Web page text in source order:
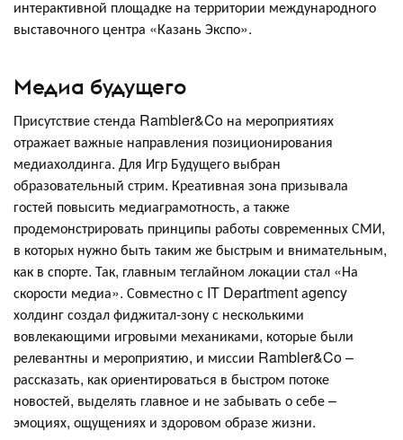
интерактивной площадке на территории международного
выставочного центра «Казань Экспо».
Медиа будущего
Присутствие стенда Rambler&Co на мероприятиях
отражает важные направления позиционирования
медиахолдинга. Для Игр Будущего выбран
образовательный стрим. Креативная зона призывала
гостей повысить медиаграмотность, а также
продемонстрировать принципы работы современных СМИ,
в которых нужно быть таким же быстрым и внимательным,
как в спорте. Так, главным теглайном локации стал «На
скорости медиа». Совместно с IT Department аgency
холдинг создал фиджитал-зону с несколькими
вовлекающими игровыми механиками, которые были
релевантны и мероприятию, и миссии Rambler&Co –
рассказать, как ориентироваться в быстром потоке
новостей, выделять главное и не забывать о себе –
эмоциях, ощущениях и здоровом образе жизни.